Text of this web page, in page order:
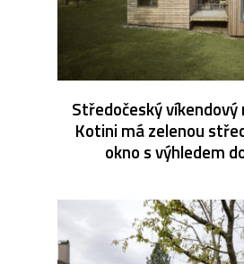
Středočeský víkendový
Kotini má zelenou
okno s výhledem